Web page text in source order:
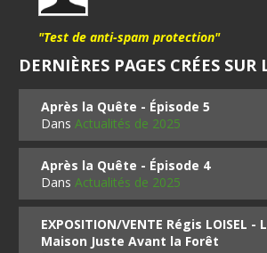
"Test de anti-spam protection"
DERNIÈRES PAGES CRÉES SUR
Après la Quête - Épisode 5
DansActualités de 2025
Après la Quête - Épisode 4
DansActualités de 2025
EXPOSITION/VENTE Régis LOISEL -
Maison Juste Avant la Forêt